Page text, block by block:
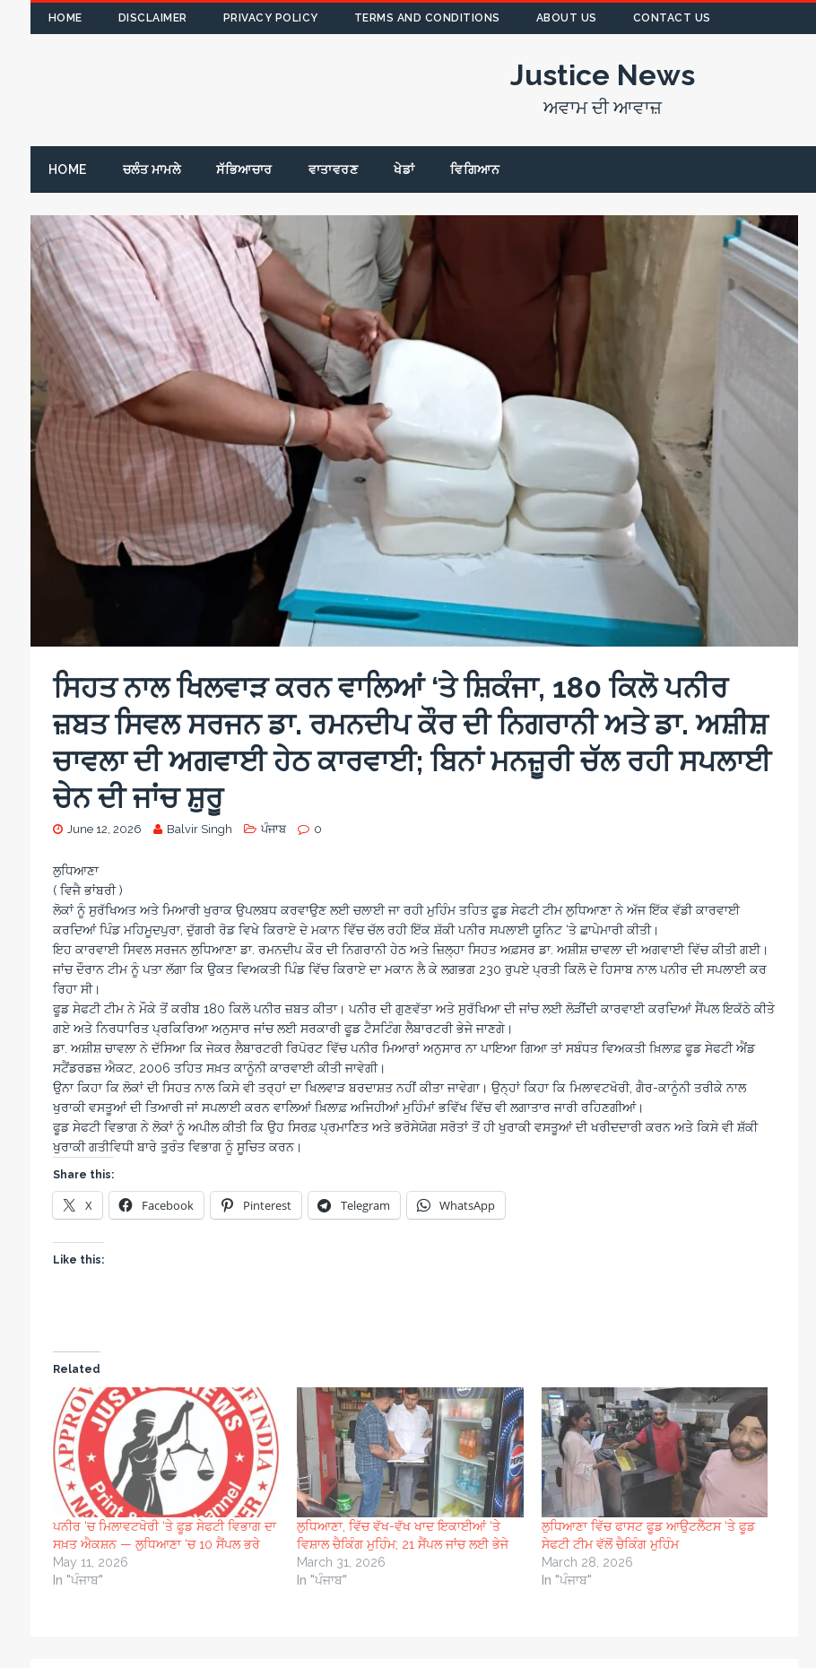
HOME DISCLAIMER PRIVACY POLICY TERMS AND CONDITIONS ABOUT US CONTACT US
Justice News
ਅਵਾਮ ਦੀ ਆਵਾਜ਼
HOME ਚਲੰਤ ਮਾਮਲੇ ਸੱਭਿਆਚਾਰ ਵਾਤਾਵਰਣ ਖੇਡਾਂ ਵਿਗਿਆਨ
ਸਿਹਤ ਨਾਲ ਖਿਲਵਾੜ ਕਰਨ ਵਾਲਿਆਂ ‘ਤੇ ਸ਼ਿਕੰਜਾ, 180 ਕਿਲੋ ਪਨੀਰ
ਜ਼ਬਤ ਸਿਵਲ ਸਰਜਨ ਡਾ. ਰਮਨਦੀਪ ਕੌਰ ਦੀ ਨਿਗਰਾਨੀ ਅਤੇ ਡਾ. ਅਸ਼ੀਸ਼
ਚਾਵਲਾ ਦੀ ਅਗਵਾਈ ਹੇਠ ਕਾਰਵਾਈ; ਬਿਨਾਂ ਮਨਜ਼ੂਰੀ ਚੱਲ ਰਹੀ ਸਪਲਾਈ
ਚੇਨ ਦੀ ਜਾਂਚ ਸ਼ੁਰੂ
June 12, 2026 Balvir Singh ਪੰਜਾਬ 0
ਲੁਧਿਆਣਾ
( ਵਿਜੈ ਭਾਂਬਰੀ )
ਲੋਕਾਂ ਨੂੰ ਸੁਰੱਖਿਅਤ ਅਤੇ ਮਿਆਰੀ ਖੁਰਾਕ ਉਪਲਬਧ ਕਰਵਾਉਣ ਲਈ ਚਲਾਈ ਜਾ ਰਹੀ ਮੁਹਿੰਮ ਤਹਿਤ ਫੂਡ ਸੇਫਟੀ ਟੀਮ ਲੁਧਿਆਣਾ ਨੇ ਅੱਜ ਇੱਕ ਵੱਡੀ ਕਾਰਵਾਈ
ਕਰਦਿਆਂ ਪਿੰਡ ਮਹਿਮੂਦਪੁਰਾ, ਦੁੱਗਰੀ ਰੋਡ ਵਿਖੇ ਕਿਰਾਏ ਦੇ ਮਕਾਨ ਵਿੱਚ ਚੱਲ ਰਹੀ ਇੱਕ ਸ਼ੱਕੀ ਪਨੀਰ ਸਪਲਾਈ ਯੂਨਿਟ ‘ਤੇ ਛਾਪੇਮਾਰੀ ਕੀਤੀ।
ਇਹ ਕਾਰਵਾਈ ਸਿਵਲ ਸਰਜਨ ਲੁਧਿਆਣਾ ਡਾ. ਰਮਨਦੀਪ ਕੌਰ ਦੀ ਨਿਗਰਾਨੀ ਹੇਠ ਅਤੇ ਜ਼ਿਲ੍ਹਾ ਸਿਹਤ ਅਫ਼ਸਰ ਡਾ. ਅਸ਼ੀਸ਼ ਚਾਵਲਾ ਦੀ ਅਗਵਾਈ ਵਿੱਚ ਕੀਤੀ ਗਈ।
ਜਾਂਚ ਦੌਰਾਨ ਟੀਮ ਨੂੰ ਪਤਾ ਲੱਗਾ ਕਿ ਉਕਤ ਵਿਅਕਤੀ ਪਿੰਡ ਵਿੱਚ ਕਿਰਾਏ ਦਾ ਮਕਾਨ ਲੈ ਕੇ ਲਗਭਗ 230 ਰੁਪਏ ਪ੍ਰਤੀ ਕਿਲੋ ਦੇ ਹਿਸਾਬ ਨਾਲ ਪਨੀਰ ਦੀ ਸਪਲਾਈ ਕਰ
ਰਿਹਾ ਸੀ।
ਫੂਡ ਸੇਫਟੀ ਟੀਮ ਨੇ ਮੌਕੇ ਤੋਂ ਕਰੀਬ 180 ਕਿਲੋ ਪਨੀਰ ਜ਼ਬਤ ਕੀਤਾ। ਪਨੀਰ ਦੀ ਗੁਣਵੱਤਾ ਅਤੇ ਸੁਰੱਖਿਆ ਦੀ ਜਾਂਚ ਲਈ ਲੋੜੀਂਦੀ ਕਾਰਵਾਈ ਕਰਦਿਆਂ ਸੈਂਪਲ ਇਕੱਠੇ ਕੀਤੇ
ਗਏ ਅਤੇ ਨਿਰਧਾਰਿਤ ਪ੍ਰਕਿਰਿਆ ਅਨੁਸਾਰ ਜਾਂਚ ਲਈ ਸਰਕਾਰੀ ਫੂਡ ਟੈਸਟਿੰਗ ਲੈਬਾਰਟਰੀ ਭੇਜੇ ਜਾਣਗੇ।
ਡਾ. ਅਸ਼ੀਸ਼ ਚਾਵਲਾ ਨੇ ਦੱਸਿਆ ਕਿ ਜੇਕਰ ਲੈਬਾਰਟਰੀ ਰਿਪੋਰਟ ਵਿੱਚ ਪਨੀਰ ਮਿਆਰਾਂ ਅਨੁਸਾਰ ਨਾ ਪਾਇਆ ਗਿਆ ਤਾਂ ਸਬੰਧਤ ਵਿਅਕਤੀ ਖ਼ਿਲਾਫ਼ ਫੂਡ ਸੇਫਟੀ ਐਂਡ
ਸਟੈਂਡਰਡਜ਼ ਐਕਟ, 2006 ਤਹਿਤ ਸਖ਼ਤ ਕਾਨੂੰਨੀ ਕਾਰਵਾਈ ਕੀਤੀ ਜਾਵੇਗੀ।
ਉਨਾ ਕਿਹਾ ਕਿ ਲੋਕਾਂ ਦੀ ਸਿਹਤ ਨਾਲ ਕਿਸੇ ਵੀ ਤਰ੍ਹਾਂ ਦਾ ਖਿਲਵਾੜ ਬਰਦਾਸ਼ਤ ਨਹੀਂ ਕੀਤਾ ਜਾਵੇਗਾ। ਉਨ੍ਹਾਂ ਕਿਹਾ ਕਿ ਮਿਲਾਵਟਖੋਰੀ, ਗੈਰ-ਕਾਨੂੰਨੀ ਤਰੀਕੇ ਨਾਲ
ਖੁਰਾਕੀ ਵਸਤੂਆਂ ਦੀ ਤਿਆਰੀ ਜਾਂ ਸਪਲਾਈ ਕਰਨ ਵਾਲਿਆਂ ਖ਼ਿਲਾਫ਼ ਅਜਿਹੀਆਂ ਮੁਹਿੰਮਾਂ ਭਵਿੱਖ ਵਿੱਚ ਵੀ ਲਗਾਤਾਰ ਜਾਰੀ ਰਹਿਣਗੀਆਂ।
ਫੂਡ ਸੇਫਟੀ ਵਿਭਾਗ ਨੇ ਲੋਕਾਂ ਨੂੰ ਅਪੀਲ ਕੀਤੀ ਕਿ ਉਹ ਸਿਰਫ਼ ਪ੍ਰਮਾਣਿਤ ਅਤੇ ਭਰੋਸੇਯੋਗ ਸਰੋਤਾਂ ਤੋਂ ਹੀ ਖੁਰਾਕੀ ਵਸਤੂਆਂ ਦੀ ਖਰੀਦਦਾਰੀ ਕਰਨ ਅਤੇ ਕਿਸੇ ਵੀ ਸ਼ੱਕੀ
ਖੁਰਾਕੀ ਗਤੀਵਿਧੀ ਬਾਰੇ ਤੁਰੰਤ ਵਿਭਾਗ ਨੂੰ ਸੂਚਿਤ ਕਰਨ।
Share this:
X Facebook Pinterest Telegram WhatsApp
Like this:
Related
ਪਨੀਰ ‘ਚ ਮਿਲਾਵਟਖੋਰੀ ‘ਤੇ ਫੂਡ ਸੇਫਟੀ ਵਿਭਾਗ ਦਾ
ਸਖ਼ਤ ਐਕਸ਼ਨ — ਲੁਧਿਆਣਾ ‘ਚ 10 ਸੈਂਪਲ ਭਰੇ
May 11, 2026
In "ਪੰਜਾਬ"
ਲੁਧਿਆਣਾ, ਵਿੱਚ ਵੱਖ-ਵੱਖ ਖਾਦ ਇਕਾਈਆਂ ‘ਤੇ
ਵਿਸ਼ਾਲ ਚੈਕਿੰਗ ਮੁਹਿੰਮ; 21 ਸੈਂਪਲ ਜਾਂਚ ਲਈ ਭੇਜੇ
March 31, 2026
In "ਪੰਜਾਬ"
ਲੁਧਿਆਣਾ ਵਿੱਚ ਫਾਸਟ ਫੂਡ ਆਉਟਲੈੱਟਸ ‘ਤੇ ਫੂਡ
ਸੇਫਟੀ ਟੀਮ ਵੱਲੋਂ ਚੈਕਿੰਗ ਮੁਹਿੰਮ
March 28, 2026
In "ਪੰਜਾਬ"